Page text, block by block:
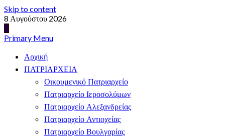
Skip to content
8 Αυγούστου 2026
Primary Menu
Αρχική
ΠΑΤΡΙΑΡΧΕΙΑ
Οικουμενικό Πατριαρχείο
Πατριαρχείο Ιεροσολύμων
Πατριαρχείο Αλεξανδρείας
Πατριαρχείο Αντιοχείας
Πατριαρχείο Βουλγαρίας